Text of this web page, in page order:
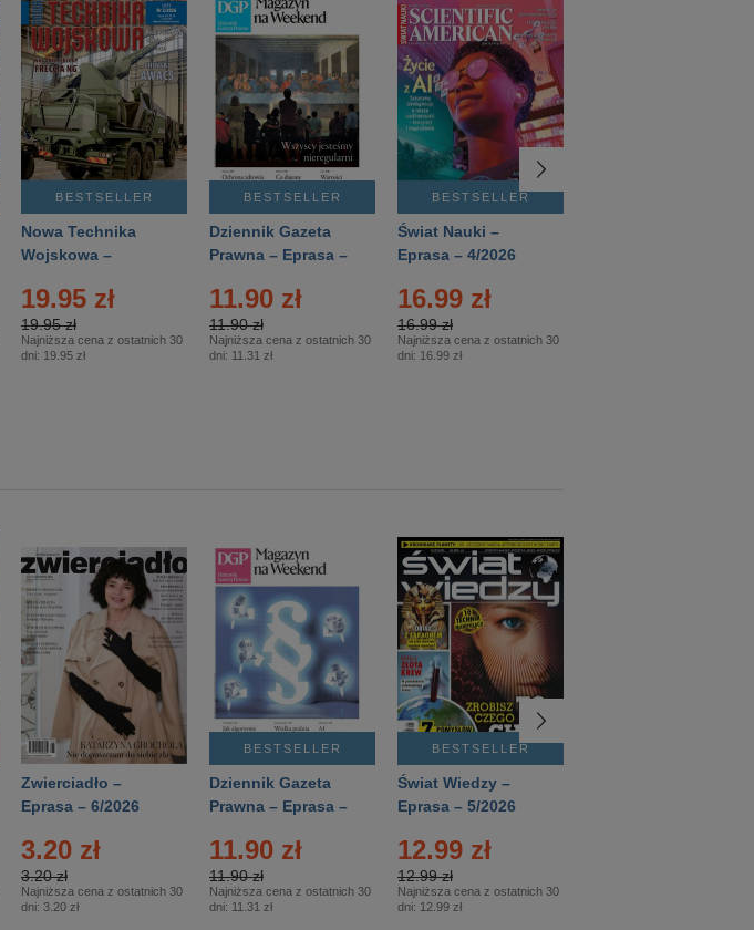
BESTSELLER
Nowa Technika
Wojskowa –
19.95 zł
19.95 zł
Najniższa cena z ostatnich 30
dni: 19.95 zł
BESTSELLER
Dziennik Gazeta
Prawna – Eprasa –
11.90 zł
11.90 zł
Najniższa cena z ostatnich 30
dni: 11.31 zł
BESTSELLER
Świat Nauki –
Eprasa – 4/2026
16.99 zł
16.99 zł
Najniższa cena z ostatnich 30
dni: 16.99 zł
Zwierciadło –
Eprasa – 6/2026
3.20 zł
3.20 zł
Najniższa cena z ostatnich 30
dni: 3.20 zł
BESTSELLER
Dziennik Gazeta
Prawna – Eprasa –
11.90 zł
11.90 zł
Najniższa cena z ostatnich 30
dni: 11.31 zł
BESTSELLER
Świat Wiedzy –
Eprasa – 5/2026
12.99 zł
12.99 zł
Najniższa cena z ostatnich 30
dni: 12.99 zł